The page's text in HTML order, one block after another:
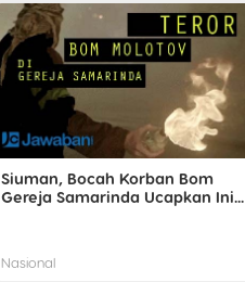
Siuman, Bocah Korban Bom
Gereja Samarinda Ucapkan Ini...
Nasional